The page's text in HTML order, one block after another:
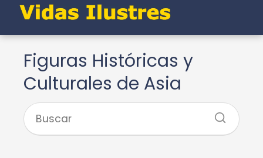
Figuras Históricas y
Culturales de Asia